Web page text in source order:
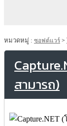
หมวดหมู่ : ซอฟต์แวร์ >
สามารถ)